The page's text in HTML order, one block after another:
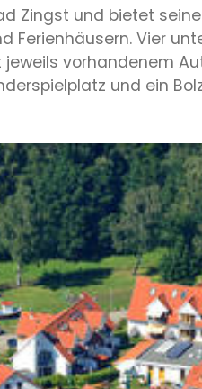
Zingst und bietet
Ferienhäusern. Vier
vorhandenem
und ein